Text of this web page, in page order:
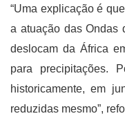
“Uma explicação é
a atuação das Ondas
deslocam da África
para precipitações.
historicamente, em
reduzidas mesmo”,